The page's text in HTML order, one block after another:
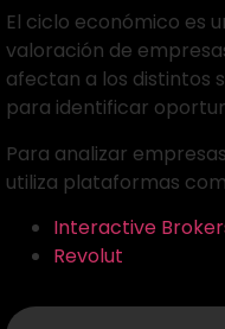
El ciclo económico es
valoración de
afectan a los distintos
para identificar
Para analizar
utiliza plataformas
Interactive
Revolut